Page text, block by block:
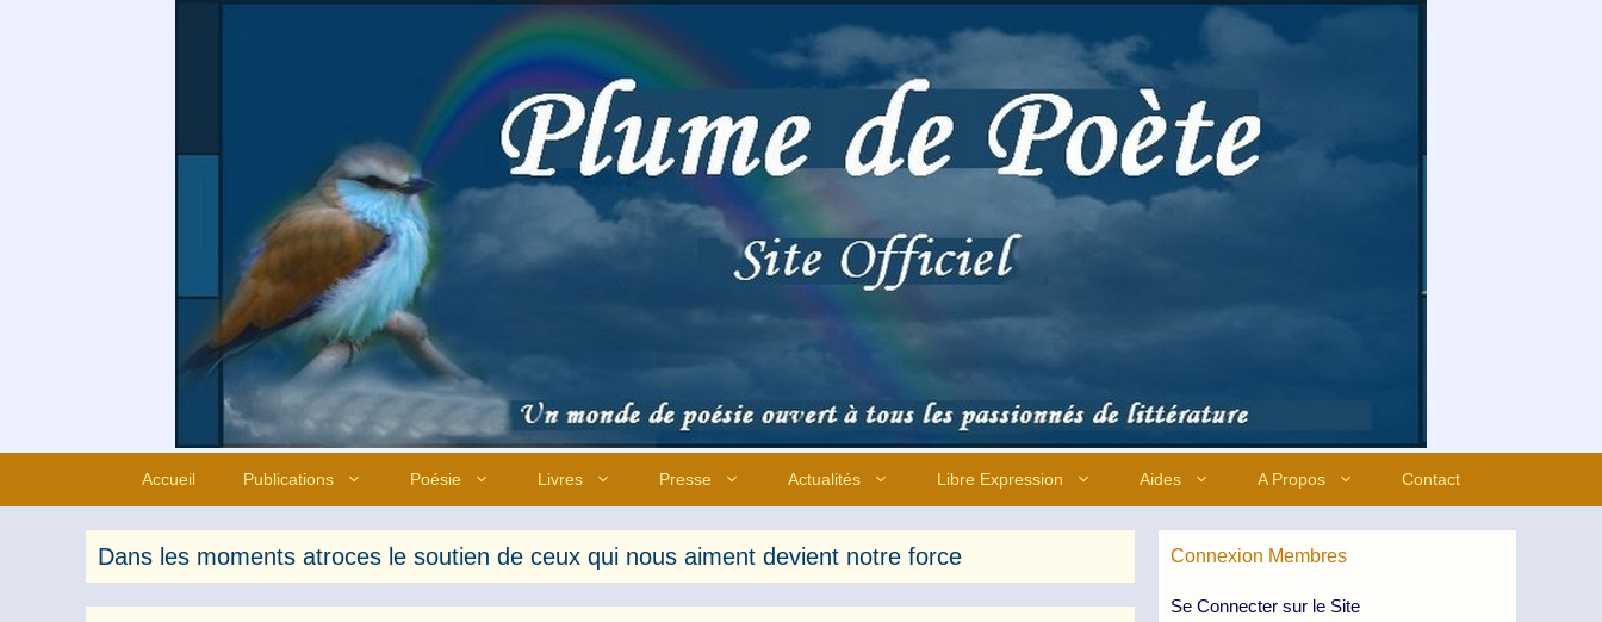
Accueil Publications Poésie Livres Presse Actualités Libre Expression Aides A Propos Contact
Dans les moments atroces le soutien de ceux qui nous aiment devient notre force Connexion Membres
Se Connecter sur le Site